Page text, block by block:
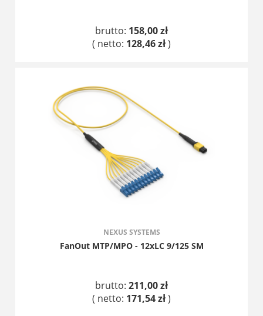
brutto: 158,00 zł
( netto: 128,46 zł)
NEXUS SYSTEMS
FanOut MTP/MPO - 12xLC 9/125 SM
brutto: 211,00 zł
( netto: 171,54 zł)